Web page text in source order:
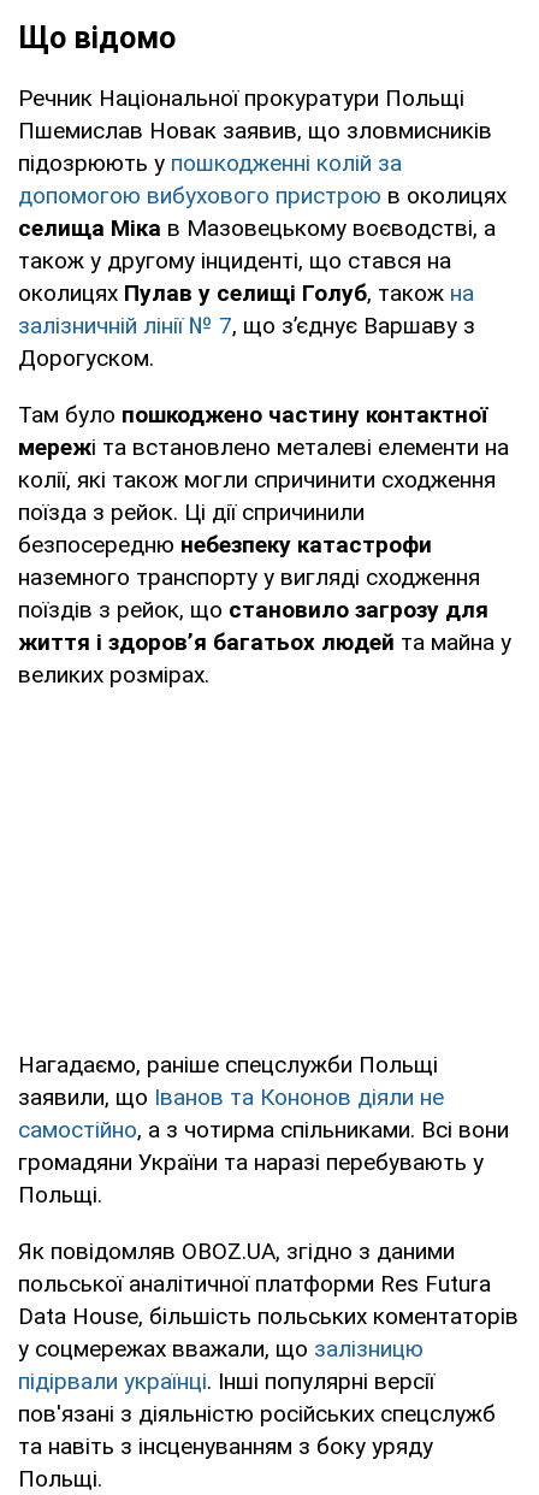
Що відомо
Речник Національної прокуратури Польщі
Пшемислав Новак заявив, що зловмисників
підозрюють у пошкодженні колій за
допомогою вибухового пристрою в околицях
селища Міка в Мазовецькому воєводстві, а
також у другому інциденті, що стався на
околицях Пулав у селищі Голуб, також на
залізничній лінії № 7, що з’єднує Варшаву з
Дорогуском.
Там було пошкоджено частину контактної
мережі та встановлено металеві елементи на
колії, які також могли спричинити сходження
поїзда з рейок. Ці дії спричинили
безпосередню небезпеку катастрофи
наземного транспорту у вигляді сходження
поїздів з рейок, що становило загрозу для
життя і здоров’я багатьох людей та майна у
великих розмірах.
Нагадаємо, раніше спецслужби Польщі
заявили, що Іванов та Кононов діяли не
самостійно, а з чотирма спільниками. Всі вони
громадяни України та наразі перебувають у
Польщі.
Як повідомляв OBOZ.UA, згідно з даними
польської аналітичної платформи Res Futura
Data House, більшість польських коментаторів
у соцмережах вважали, що залізницю
підірвали українці. Інші популярні версії
пов'язані з діяльністю російських спецслужб
та навіть з інсценуванням з боку уряду
Польщі.